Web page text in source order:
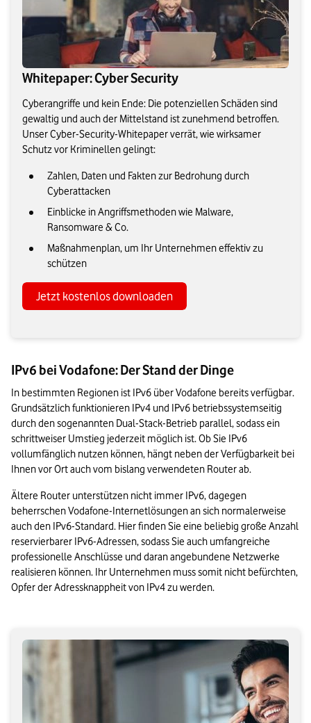
Whitepaper: Cyber Security
Cyberangriffe und kein Ende: Die potenziellen Schäden sind
gewaltig und auch der Mittelstand ist zunehmend betroffen.
Unser Cyber-Security-Whitepaper verrät, wie wirksamer
Schutz vor Kriminellen gelingt:
Zahlen, Daten und Fakten zur Bedrohung durch
Cyberattacken
Einblicke in Angriffsmethoden wie Malware,
Ransomware & Co.
Maßnahmenplan, um Ihr Unternehmen effektiv zu
schützen
Jetzt kostenlos downloaden
IPv6 bei Vodafone: Der Stand der Dinge
In bestimmten Regionen ist IPv6 über Vodafone bereits verfügbar.
Grundsätzlich funktionieren IPv4 und IPv6 betriebssystemseitig
durch den sogenannten Dual-Stack-Betrieb parallel, sodass ein
schrittweiser Umstieg jederzeit möglich ist. Ob Sie IPv6
vollumfänglich nutzen können, hängt neben der Verfügbarkeit bei
Ihnen vor Ort auch vom bislang verwendeten Router ab.
Ältere Router unterstützen nicht immer IPv6, dagegen
beherrschen Vodafone-Internetlösungen an sich normalerweise
auch den IPv6-Standard. Hier finden Sie eine beliebig große Anzahl
reservierbarer IPv6-Adressen, sodass Sie auch umfangreiche
professionelle Anschlüsse und daran angebundene Netzwerke
realisieren können. Ihr Unternehmen muss somit nicht befürchten,
Opfer der Adressknappheit von IPv4 zu werden.